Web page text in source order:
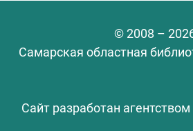
© 2008 –
Самарская областная
Сайт разработан агентством